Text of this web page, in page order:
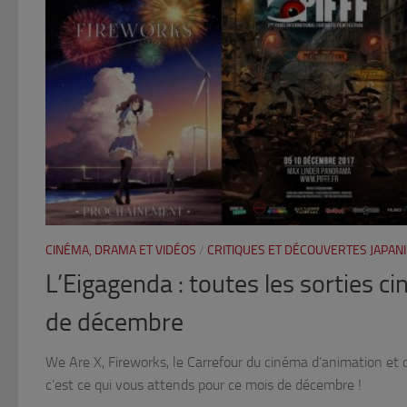
CINÉMA, DRAMA ET VIDÉOS / CRITIQUES ET DÉCOUVERTES
L’Eigagenda : toutes les sorties
de décembre
We Are X, Fireworks, le Carrefour du cinéma d’animation et
c’est ce qui vous attends pour ce mois de décembre !